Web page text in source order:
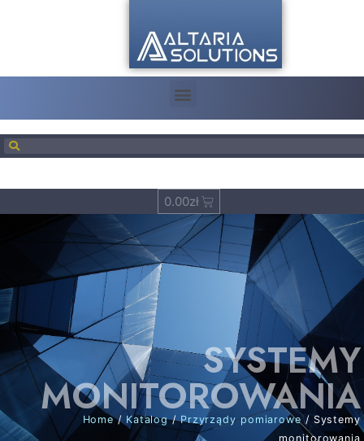
0.00zł
SYSTEMY
MONITOROWANIA
Home/ Katalog/Przyrządy pomiarowe/ Systemy
monitorowania